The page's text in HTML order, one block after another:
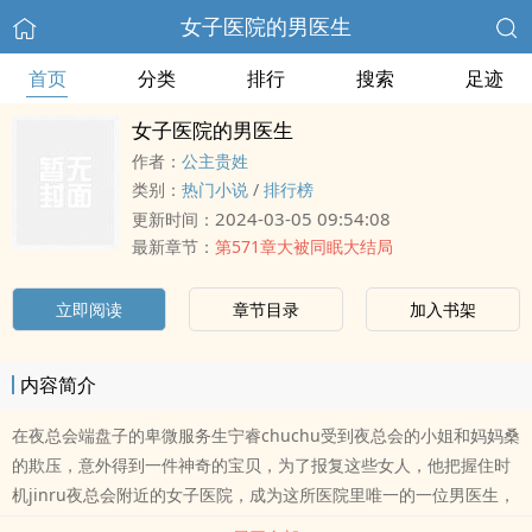
女子医院的男医生
首页 分类 排行 搜索 足迹
女子医院的男医生
作者： 公主贵姓
类别： 热门小说 / 排行榜
更新时间： 2024-03-05 09:54:08
最新章节： 第571章大被同眠大结局
立即阅读 章节目录 加入书架
内容简介
在夜总会端盘子的卑微服务生宁睿chuchu受到夜总会的小姐和妈妈桑
的欺压，意外得到一件神奇的宝贝，为了报复这些女人，他把握住时
机jinru夜总会附近的女子医院，成为这所医院里唯一的一位男医生，
从此以后不yun不育的女人找到他ma上便“要”到yun怀，有任何妇科